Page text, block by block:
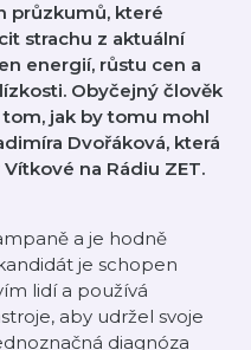
průzkumů, které
strachu z aktuální
energií, růstu cen a
Obyčejný člověk
jak by tomu mohl
Dvořáková, která
na Rádiu ZET.
a je hodně
je schopen
lidí a používá
aby udržel svoje
diagnóza